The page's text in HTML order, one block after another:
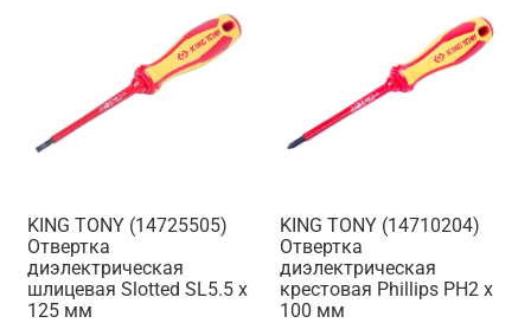
KING TONY (14725505)
Отвертка
диэлектрическая
шлицевая Slotted SL5.5 x
125 мм
KING TONY (14710204)
Отвертка
диэлектрическая
крестовая Phillips PH2 x
100 мм